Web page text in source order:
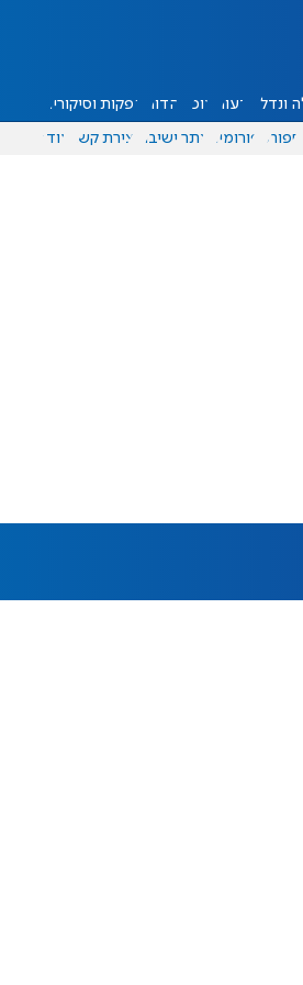
ונדל"ן דעות אוכל יהדות הפקות וסיקורים
ספורט פורומים אתר ישיבה יצירת קשר עוד